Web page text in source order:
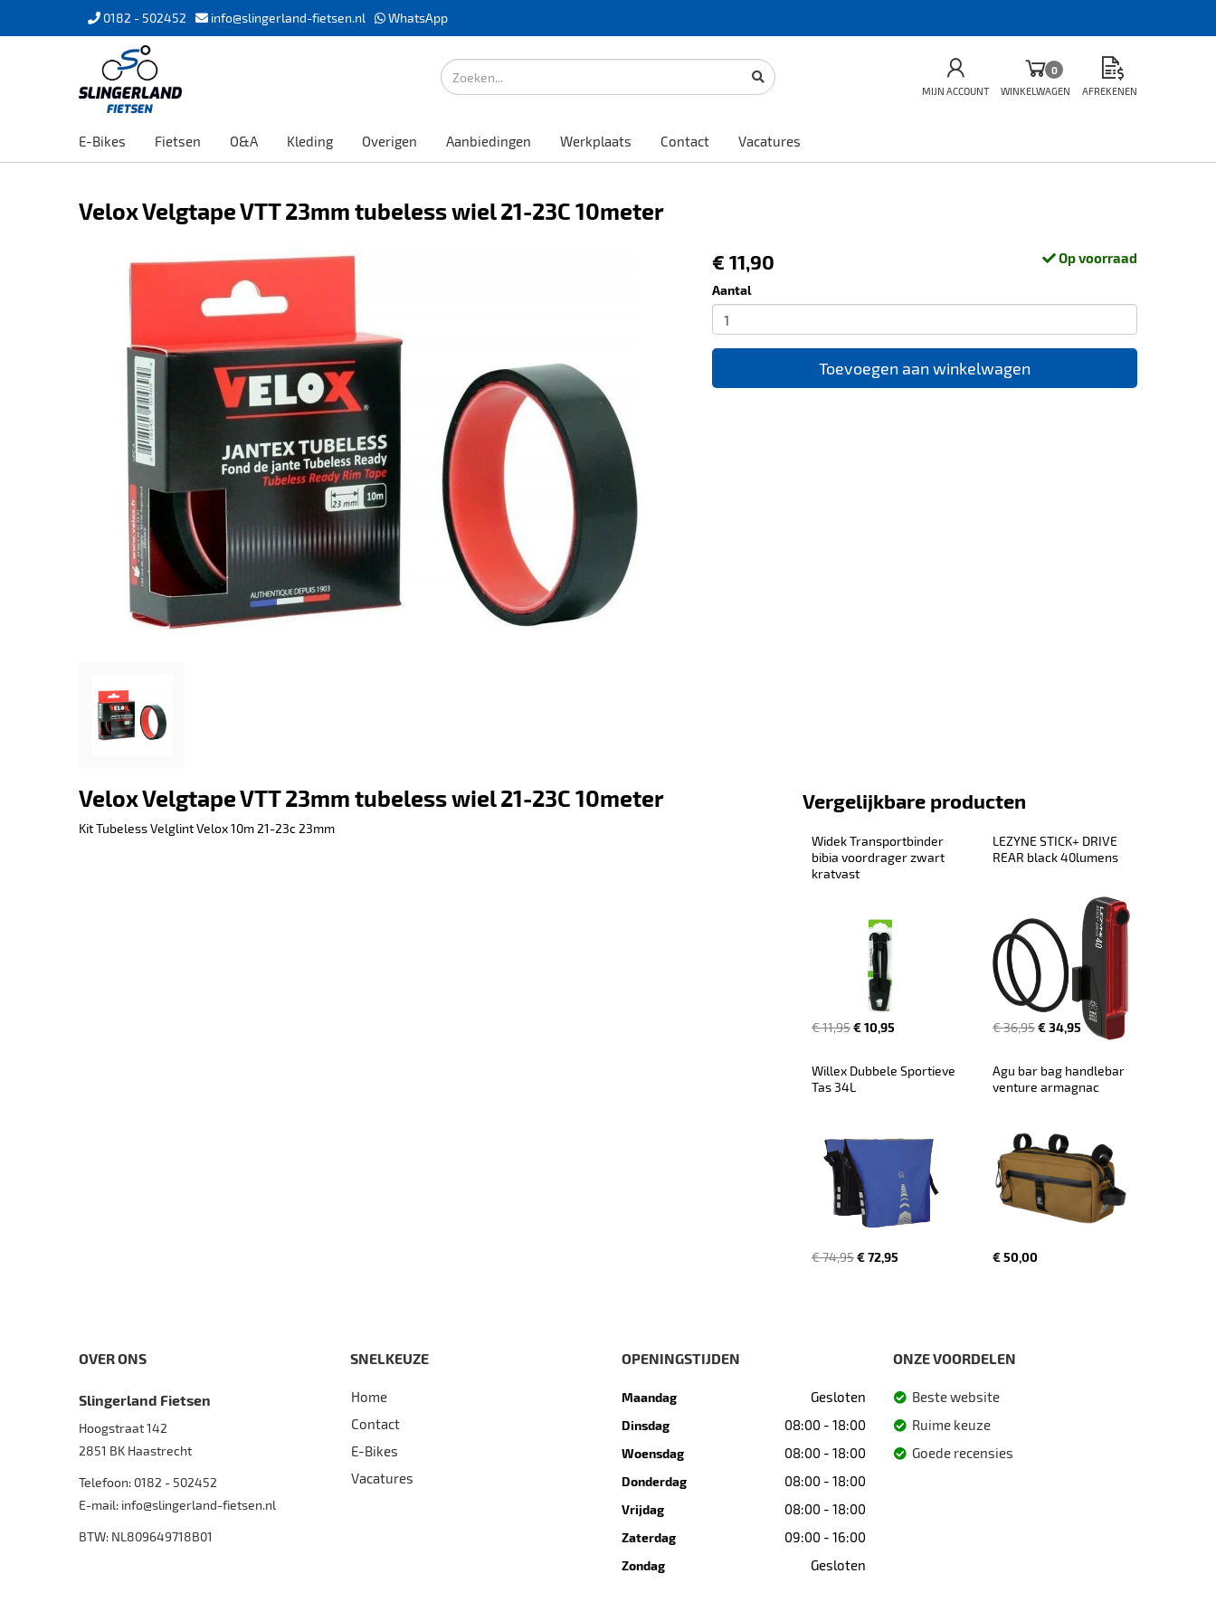
0182 - 502452 info@slingerland-fietsen.nl WhatsApp
MIJN ACCOUNT
0
WINKELWAGEN
AFREKENEN
E-Bikes Fietsen O&A Kleding Overigen Aanbiedingen Werkplaats Contact Vacatures
Velox Velgtape VTT 23mm tubeless wiel 21-23C 10meter
€ 11,90 Op voorraad
Aantal
Toevoegen aan winkelwagen
Velox Velgtape VTT 23mm tubeless wiel 21-23C 10meter
Kit Tubeless Velglint Velox 10m 21-23c 23mm
Vergelijkbare producten
Widek Transportbinder
bibia voordrager zwart
kratvast
€ 11,95€ 10,95
LEZYNE STICK+ DRIVE
REAR black 40lumens
€ 36,95€ 34,95
Willex Dubbele Sportieve
Tas 34L
€ 74,95€ 72,95
Agu bar bag handlebar
venture armagnac
€ 50,00
OVER ONS
Slingerland Fietsen
Hoogstraat 142
2851 BK Haastrecht
Telefoon: 0182 - 502452
E-mail: info@slingerland-fietsen.nl
BTW: NL809649718B01
SNELKEUZE
Home
Contact
E-Bikes
Vacatures
OPENINGSTIJDEN
Maandag Gesloten
Dinsdag 08:00 - 18:00
Woensdag 08:00 - 18:00
Donderdag 08:00 - 18:00
Vrijdag 08:00 - 18:00
Zaterdag 09:00 - 16:00
Zondag Gesloten
ONZE VOORDELEN
Beste website
Ruime keuze
Goede recensies